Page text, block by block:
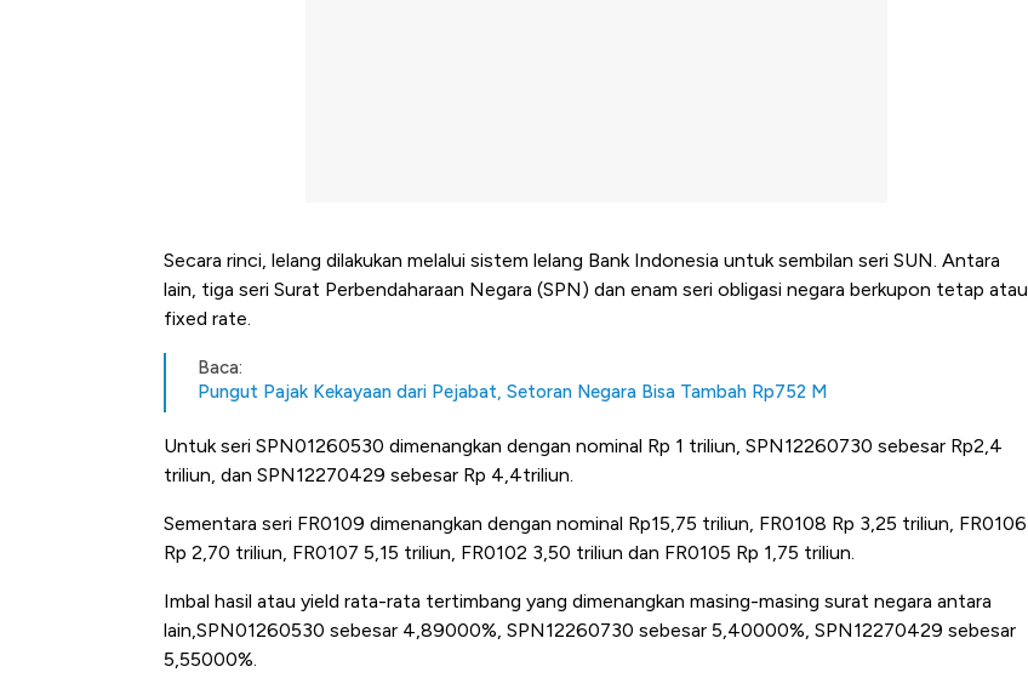
Secara rinci, lelang dilakukan melalui sistem lelang Bank Indonesia untuk sembilan seri SUN. Antara
lain, tiga seri Surat Perbendaharaan Negara (SPN) dan enam seri obligasi negara berkupon tetap atau
fixed rate.
Baca:
Pungut Pajak Kekayaan dari Pejabat, Setoran Negara Bisa Tambah Rp752 M
Untuk seri SPN01260530 dimenangkan dengan nominal Rp 1 triliun, SPN12260730 sebesar Rp2,4
triliun, dan SPN12270429 sebesar Rp 4,4triliun.
Sementara seri FR0109 dimenangkan dengan nominal Rp15,75 triliun, FR0108 Rp 3,25 triliun, FR0106
Rp 2,70 triliun, FR0107 5,15 triliun, FR0102 3,50 triliun dan FR0105 Rp 1,75 triliun.
Imbal hasil atau yield rata-rata tertimbang yang dimenangkan masing-masing surat negara antara
lain,SPN01260530 sebesar 4,89000%, SPN12260730 sebesar 5,40000%, SPN12270429 sebesar
5,55000%.